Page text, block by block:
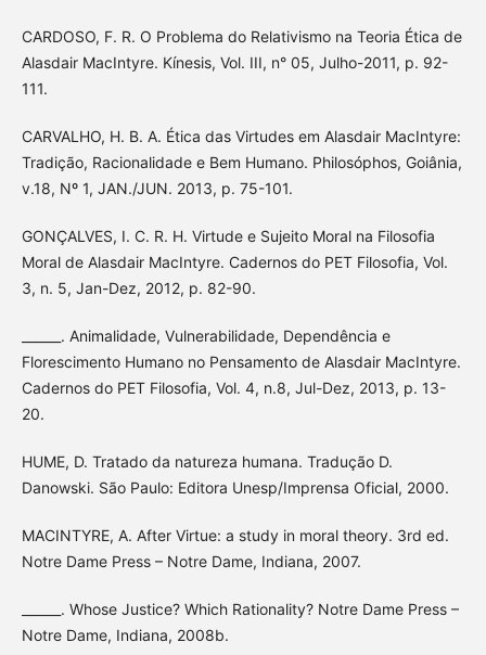
CARDOSO, F. R. O Problema do Relativismo na Teoria Ética de
Alasdair MacIntyre. Kínesis, Vol. III, n° 05, Julho-2011, p. 92-
111.
CARVALHO, H. B. A. Ética das Virtudes em Alasdair MacIntyre:
Tradição, Racionalidade e Bem Humano. Philosóphos, Goiânia,
v.18, Nº 1, JAN./JUN. 2013, p. 75-101.
GONÇALVES, I. C. R. H. Virtude e Sujeito Moral na Filosofia
Moral de Alasdair MacIntyre. Cadernos do PET Filosofia, Vol.
3, n. 5, Jan-Dez, 2012, p. 82-90.
______. Animalidade, Vulnerabilidade, Dependência e
Florescimento Humano no Pensamento de Alasdair MacIntyre.
Cadernos do PET Filosofia, Vol. 4, n.8, Jul-Dez, 2013, p. 13-
20.
HUME, D. Tratado da natureza humana. Tradução D.
Danowski. São Paulo: Editora Unesp/Imprensa Oficial, 2000.
MACINTYRE, A. After Virtue: a study in moral theory. 3rd ed.
Notre Dame Press – Notre Dame, Indiana, 2007.
______. Whose Justice? Which Rationality? Notre Dame Press –
Notre Dame, Indiana, 2008b.